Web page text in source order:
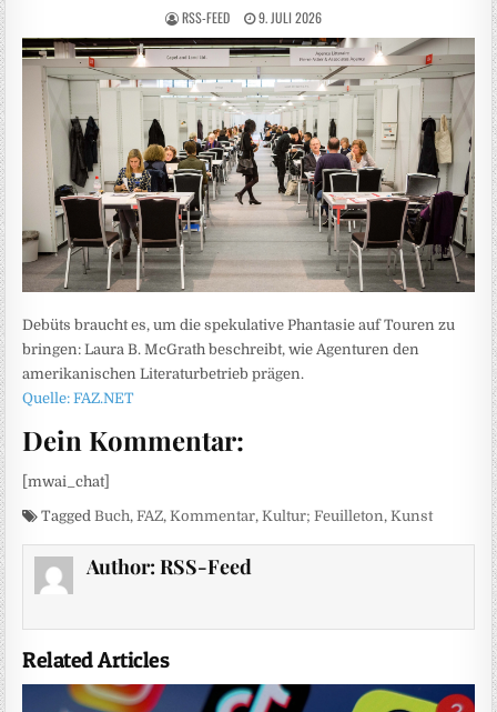
RSS-FEED 9. JULI 2026
Debüts braucht es, um die spekulative Phantasie auf Touren zu
bringen: Laura B. McGrath beschreibt, wie Agenturen den
amerikanischen Literaturbetrieb prägen.
Quelle: FAZ.NET
Dein Kommentar:
[mwai_chat]
Tagged Buch,FAZ,Kommentar,Kultur; Feuilleton,Kunst
Author: RSS-Feed
Related Articles